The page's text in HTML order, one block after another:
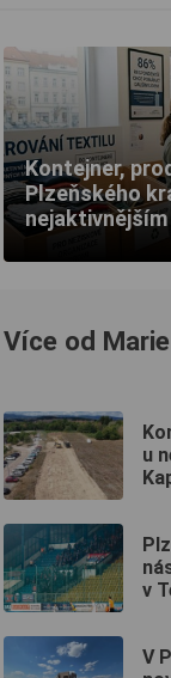
Kontejner,
Plzeňského
Více od
u
v
V